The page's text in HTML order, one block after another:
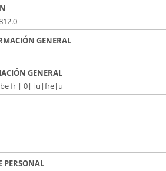
GENERAL
GENERAL
be fr | 0||u|fre|u
PERSONAL